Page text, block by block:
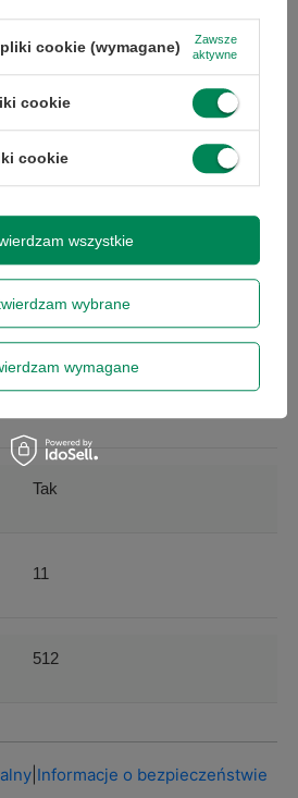
Gwarancja na 12
Używany
A
Tak
11
512
| Informacje o bezpieczeństwie
cookie (wymagane)
Zawsze
aktywne
cookie
cookie
wybrane
wymagane
wszystkie